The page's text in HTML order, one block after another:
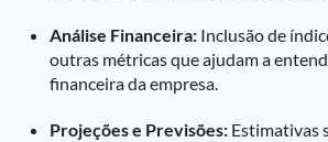
Análise Financeira: Inclusão de
outras métricas que ajudam a
financeira da empresa.
Projeções e Previsões: Estimativas